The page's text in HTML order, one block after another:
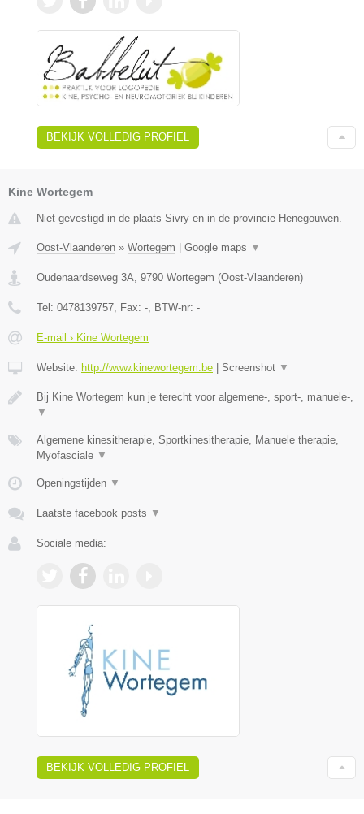
BEKIJK VOLLEDIG PROFIEL
Kine Wortegem
Niet gevestigd in de plaats Sivry en in de provincie Henegouwen.
Oost-Vlaanderen » Wortegem Google maps ▼
Oudenaardseweg 3A, 9790 Wortegem (Oost-Vlaanderen)
Tel: 0478139757, Fax: -, BTW-nr: -
E-mail › Kine Wortegem
Website: http://www.kinewortegem.be Screenshot ▼
Bij Kine Wortegem kun je terecht voor algemene-, sport-, manuele-,
▼
Algemene kinesitherapie, Sportkinesitherapie, Manuele therapie,
Myofasciale ▼
Openingstijden ▼
Laatste facebook posts ▼
Sociale media:
BEKIJK VOLLEDIG PROFIEL